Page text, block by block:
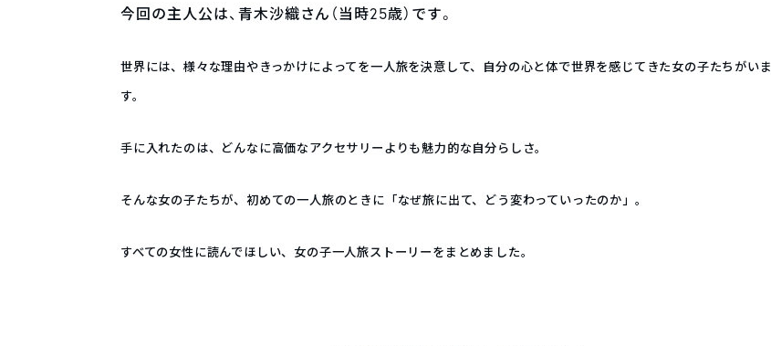
今回の主人公は、青木沙織さん（当時25歳）です。
世界には、様々な理由やきっかけによってを一人旅を決意して、自分の心と体で世界を感じてきた女の子たちがいま
す。
手に入れたのは、どんなに高価なアクセサリーよりも魅力的な自分らしさ。
そんな女の子たちが、初めての一人旅のときに「なぜ旅に出て、どう変わっていったのか」。
すべての女性に読んでほしい、女の子一人旅ストーリーをまとめました。